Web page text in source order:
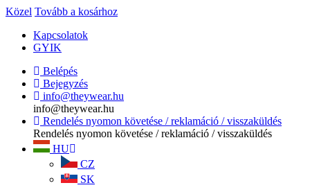
Közel Tovább a kosárhoz
Kapcsolatok
GYIK
Belépés
Bejegyzés
info@theywear.hu
info@theywear.hu
Rendelés nyomon követése / reklamáció / visszaküldés
Rendelés nyomon követése / reklamáció / visszaküldés
HU
CZ
SK